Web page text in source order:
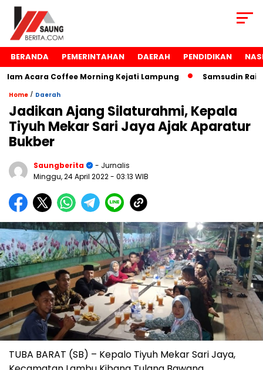
BERANDA PEMERINTAHAN DAERAH PENDIDIKAN
Acara Coffee Morning Kejati Lampung Samsudin Raih
Home / Daerah
Jadikan Ajang Silaturahmi, Kepala
Tiyuh Mekar Sari Jaya Ajak Aparatur
Bukber
Saungberita
- Jurnalis
Minggu, 24 April 2022- 03:13 WIB
TUBA BARAT (SB) – Kepalo Tiyuh Mekar Sari Jaya,